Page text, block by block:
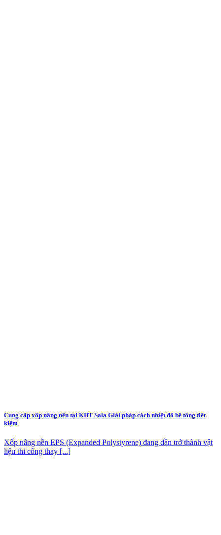
Cung cấp xốp nâng nền tại KĐT Sala Giải pháp cách nhiệt đổ bê tông tiết
kiệm
Xốp nâng nền EPS (Expanded Polystyrene) đang dần trở thành vật
liệu thi công thay [...]